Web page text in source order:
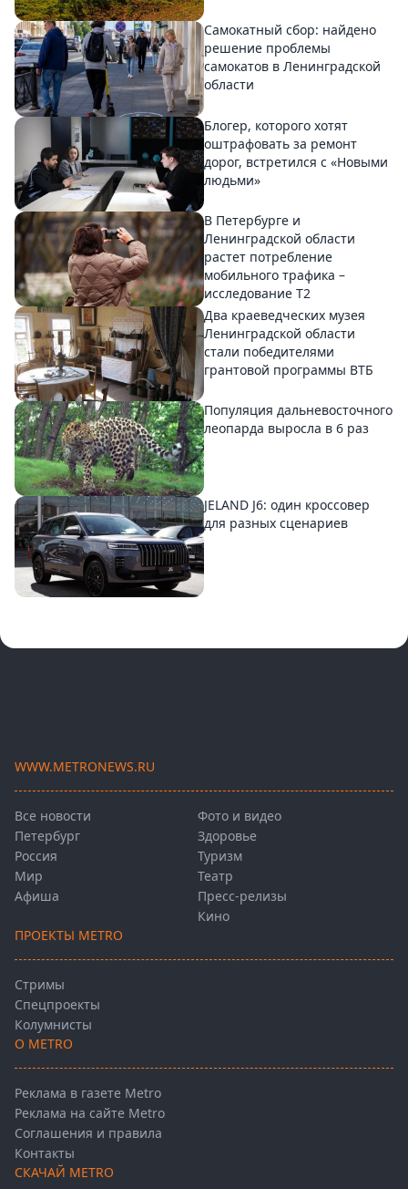
Самокатный сбор: найдено
решение проблемы
самокатов в Ленинградской
области
Блогер, которого хотят
оштрафовать за ремонт
дорог, встретился с «Новыми
людьми»
В Петербурге и
Ленинградской области
растет потребление
мобильного трафика –
исследование T2
Два краеведческих музея
Ленинградской области
стали победителями
грантовой программы ВТБ
Популяция дальневосточного
леопарда выросла в 6 раз
JELAND J6: один кроссовер
для разных сценариев
WWW.METRONEWS.RU
Все новости
Петербург
Россия
Мир
Афиша
Фото и видео
Здоровье
Туризм
Театр
Пресс-релизы
Кино
ПРОЕКТЫ METRO
Стримы
Спецпроекты
Колумнисты
О METRO
Реклама в газете Metro
Реклама на сайте Metro
Соглашения и правила
Контакты
СКАЧАЙ METRO